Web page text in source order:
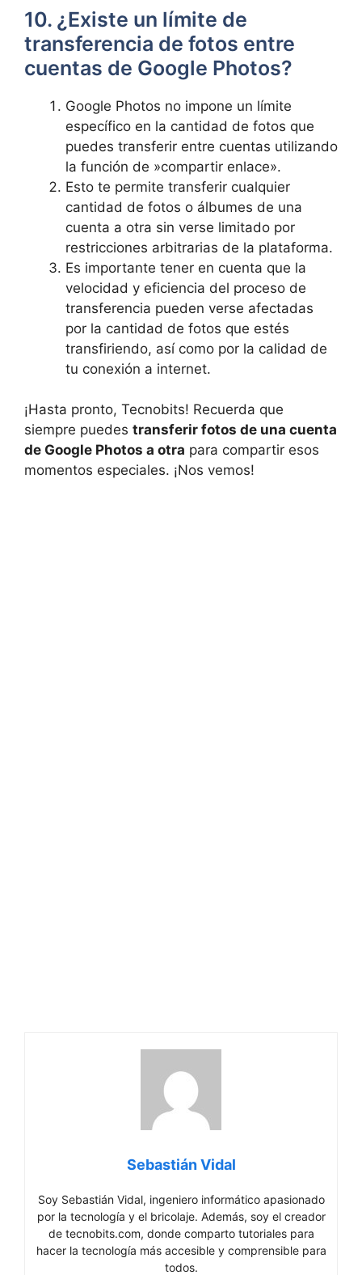
10. ¿Existe un ‍límite de
transferencia de fotos entre
cuentas de Google Photos?
Google Photos no impone un límite
específico en la cantidad⁣ de fotos ⁤que
puedes transferir entre​ cuentas utilizando
la función ⁣de ⁢»compartir enlace».
Esto te permite transferir cualquier
cantidad de fotos‌ o álbumes de una
cuenta a otra sin​ verse limitado por
restricciones arbitrarias de la plataforma.
Es importante tener en cuenta que ​la
velocidad y eficiencia del proceso de
transferencia pueden verse afectadas
por la cantidad ‌de fotos que estés
transfiriendo, así como por⁣ la calidad de
tu conexión a internet.
¡Hasta pronto, Tecnobits! Recuerda que
siempre puedes transferir‍ fotos de una cuenta
de Google Photos a otra para compartir esos
momentos especiales. ¡Nos‍ vemos!
Sebastián Vidal
Soy Sebastián Vidal, ingeniero informático apasionado
por la tecnología y el bricolaje. Además, soy el creador
de tecnobits.com, donde comparto tutoriales para
hacer la tecnología más accesible y comprensible para
todos.